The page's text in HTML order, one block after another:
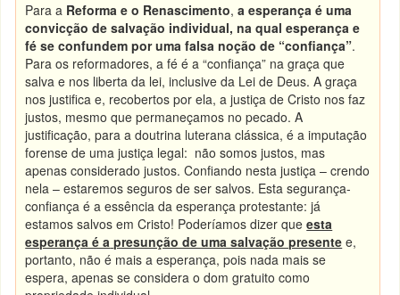
Para a Reforma e o Renascimento,a esperança é uma
convicção de salvação individual, na qual esperança e
fé se confundem por uma falsa noção de “confiança”.
Para os reformadores, a fé é a “confiança” na graça que
salva e nos liberta da lei, inclusive da Lei de Deus. A graça
nos justifica e, recobertos por ela, a justiça de Cristo nos faz
justos, mesmo que permaneçamos no pecado. A
justificação, para a doutrina luterana clássica, é a imputação
forense de uma justiça legal: não somos justos, mas
apenas considerado justos. Confiando nesta justiça – crendo
nela – estaremos seguros de ser salvos. Esta segurança-
confiança é a essência da esperança protestante: já
estamos salvos em Cristo! Poderíamos dizer queesta
esperança é a presunção de uma salvação presente e,
portanto, não é mais a esperança, pois nada mais se
espera, apenas se considera o dom gratuito como